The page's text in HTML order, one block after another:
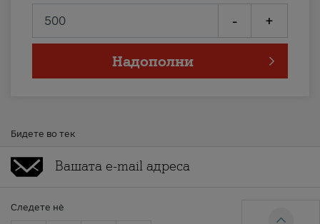
- +
Надополни
Бидете во тек
Следете нè